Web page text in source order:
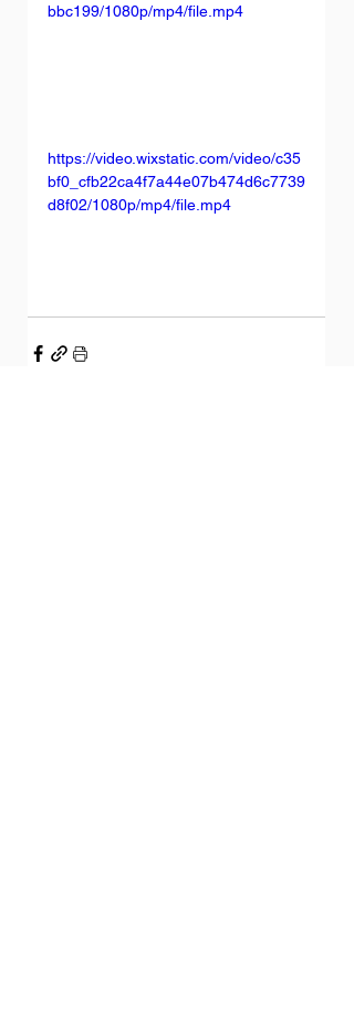
bbc199/1080p/mp4/file.mp4
https://video.wixstatic.com/video/c35
bf0_cfb22ca4f7a44e07b474d6c7739
d8f02/1080p/mp4/file.mp4